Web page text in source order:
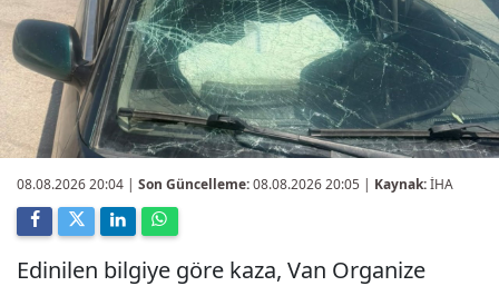
08.08.2026 20:04 | Son Güncelleme:08.08.2026 20:05 | Kaynak:İHA
Edinilen bilgiye göre kaza, Van Organize